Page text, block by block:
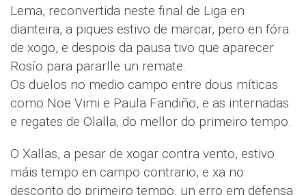
Lema, reconvertida neste final de Liga en
dianteira, a piques estivo de marcar, pero en fóra
de xogo, e despois da pausa tivo que aparecer
Rosío para pararlle un remate.
Os duelos no medio campo entre dous míticas
como Noe Vimi e Paula Fandiño, e as internadas
e regates de Olalla, do mellor do primeiro tempo.
O Xallas, a pesar de xogar contra vento, estivo
máis tempo en campo contrario, e xa no
desconto do primeiro tempo, un erro em defensa